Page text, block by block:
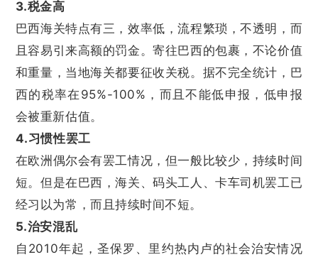
3.税金高
巴西海关特点有三，效率低，流程繁琐，不透明，而
且容易引来高额的罚金。寄往巴西的包裹，不论价值
和重量，当地海关都要征收关税。据不完全统计，巴
西的税率在95%-100%，而且不能低申报，低申报
会被重新估值。
4.习惯性罢工
在欧洲偶尔会有罢工情况，但一般比较少，持续时间
短。但是在巴西，海关、码头工人、卡车司机罢工已
经习以为常，而且持续时间不短。
5.治安混乱
自2010年起，圣保罗、里约热内卢的社会治安情况